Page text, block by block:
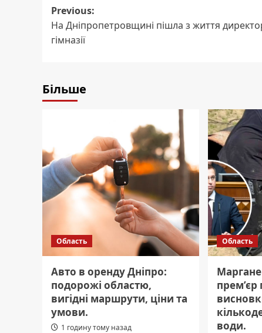
Post
navigation
Previous:
На Дніпропетровщині пішла з життя
гімназії
Більше
Область
Авто в оренду Дніпро:
подорожі областю,
вигідні маршрути, ціни та
умови.
1 годину тому назад
Область
прем’єр
води.